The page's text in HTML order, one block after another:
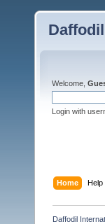
Welcome,
Login with
Home Help
Daffodil